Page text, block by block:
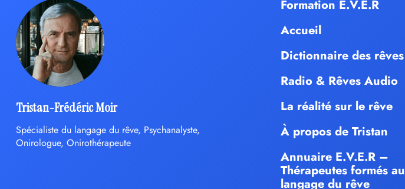
Tristan-Frédéric Moir
Spécialiste du langage du rêve, Psychanalyste,
Onirologue, Onirothérapeute
Formation E.V.E.R
Accueil
Dictionnaire des rêves
Radio & Rêves Audio
La réalité sur le rêve
À propos de Tristan
Annuaire E.V.E.R –
Thérapeutes formés au
langage du rêve